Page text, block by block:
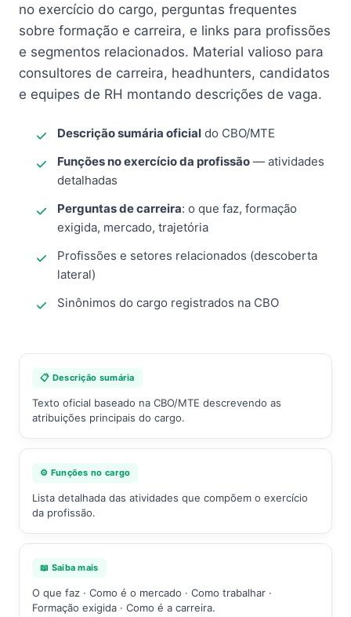
no exercício do cargo, perguntas frequentes
sobre formação e carreira, e links para profissões
e segmentos relacionados. Material valioso para
consultores de carreira, headhunters, candidatos
e equipes de RH montando descrições de vaga.
Descrição sumária oficial do CBO/MTE
Funções no exercício da profissão — atividades
detalhadas
Perguntas de carreira: o que faz, formação
exigida, mercado, trajetória
Profissões e setores relacionados (descoberta
lateral)
Sinônimos do cargo registrados na CBO
📋 Descrição sumária
Texto oficial baseado na CBO/MTE descrevendo as
atribuições principais do cargo.
⚙️ Funções no cargo
Lista detalhada das atividades que compõem o exercício
da profissão.
📖 Saiba mais
O que faz · Como é o mercado · Como trabalhar ·
Formação exigida · Como é a carreira.